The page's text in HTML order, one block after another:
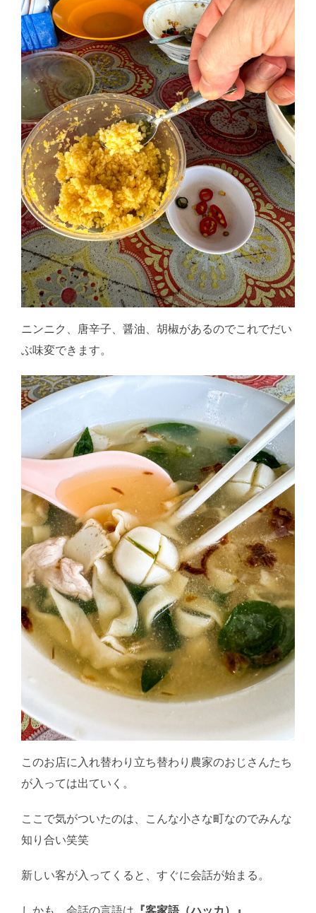
ニンニク、唐辛子、醤油、胡椒があるのでこれでだい
ぶ味変できます。
このお店に入れ替わり立ち替わり農家のおじさんたち
が入っては出ていく。
ここで気がついたのは、こんな小さな町なのでみんな
知り合い笑笑
新しい客が入ってくると、すぐに会話が始まる。
しかも、会話の言語は 『客家語（ハッカ）』